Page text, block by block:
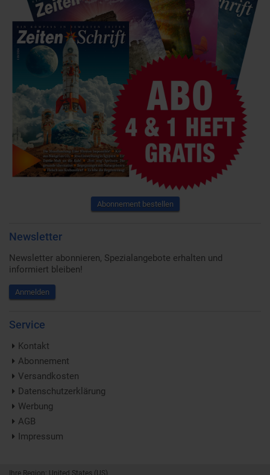
Abonnement bestellen
Newsletter
Newsletter abonnieren, Spezialangebote erhalten und
informiert bleiben!
Anmelden
Service
Kontakt
Abonnement
Versandkosten
Datenschutzerklärung
Werbung
AGB
Impressum
Ihre Region: United States (US)